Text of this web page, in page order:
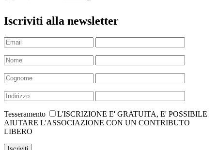
Iscriviti alla newsletter
Tesseramento
L'ISCRIZIONE E' GRATUITA, E' POSSIBILE
AIUTARE L'ASSOCIAZIONE CON UN CONTRIBUTO
LIBERO